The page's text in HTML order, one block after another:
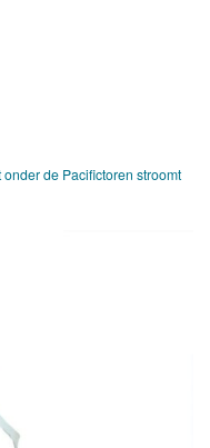
de Pacifictoren stroomt